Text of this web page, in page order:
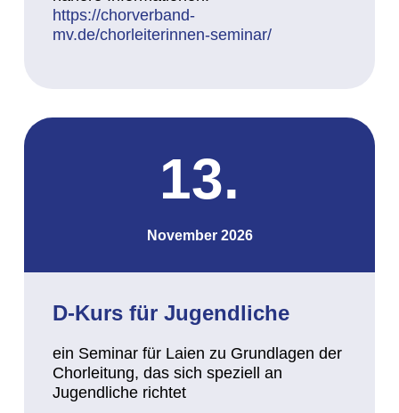
https://chorverband-
mv.de/chorleiterinnen-seminar/
13.
November 2026
D-Kurs für Jugendliche
ein Seminar für Laien zu Grundlagen der
Chorleitung, das sich speziell an
Jugendliche richtet